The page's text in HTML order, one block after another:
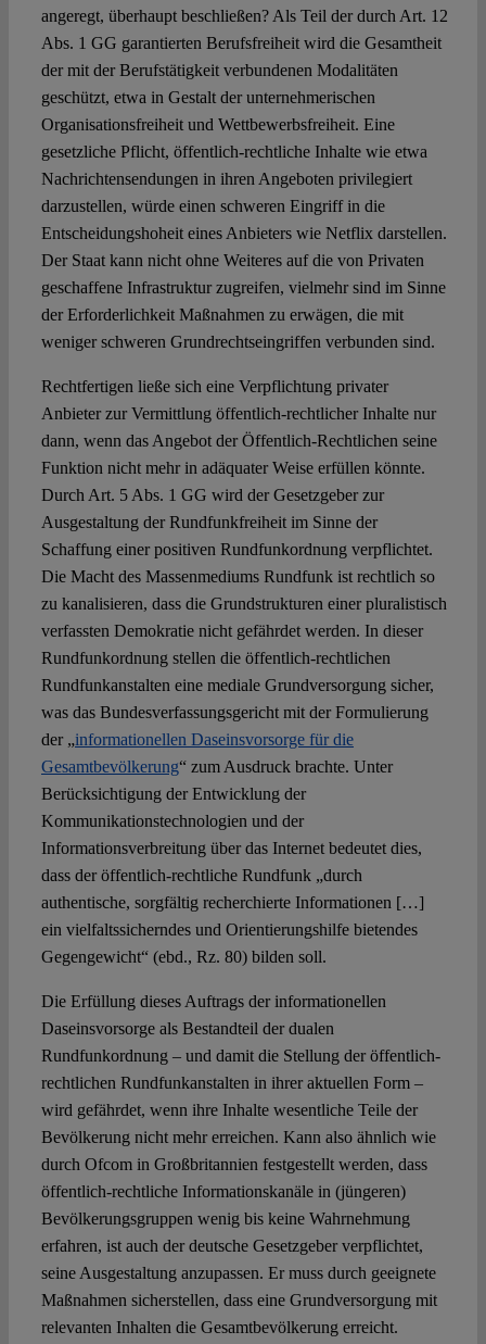
angeregt, überhaupt beschließen? Als Teil der durch Art. 12
Abs. 1 GG garantierten Berufsfreiheit wird die Gesamtheit
der mit der Berufstätigkeit verbundenen Modalitäten
geschützt, etwa in Gestalt der unternehmerischen
Organisationsfreiheit und Wettbewerbsfreiheit. Eine
gesetzliche Pflicht, öffentlich-rechtliche Inhalte wie etwa
Nachrichtensendungen in ihren Angeboten privilegiert
darzustellen, würde einen schweren Eingriff in die
Entscheidungshoheit eines Anbieters wie Netflix darstellen.
Der Staat kann nicht ohne Weiteres auf die von Privaten
geschaffene Infrastruktur zugreifen, vielmehr sind im Sinne
der Erforderlichkeit Maßnahmen zu erwägen, die mit
weniger schweren Grundrechtseingriffen verbunden sind.
Rechtfertigen ließe sich eine Verpflichtung privater
Anbieter zur Vermittlung öffentlich-rechtlicher Inhalte nur
dann, wenn das Angebot der Öffentlich-Rechtlichen seine
Funktion nicht mehr in adäquater Weise erfüllen könnte.
Durch Art. 5 Abs. 1 GG wird der Gesetzgeber zur
Ausgestaltung der Rundfunkfreiheit im Sinne der
Schaffung einer positiven Rundfunkordnung verpflichtet.
Die Macht des Massenmediums Rundfunk ist rechtlich so
zu kanalisieren, dass die Grundstrukturen einer pluralistisch
verfassten Demokratie nicht gefährdet werden. In dieser
Rundfunkordnung stellen die öffentlich-rechtlichen
Rundfunkanstalten eine mediale Grundversorgung sicher,
was das Bundesverfassungsgericht mit der Formulierung
der „informationellen Daseinsvorsorge für die
Gesamtbevölkerung“ zum Ausdruck brachte. Unter
Berücksichtigung der Entwicklung der
Kommunikationstechnologien und der
Informationsverbreitung über das Internet bedeutet dies,
dass der öffentlich-rechtliche Rundfunk „durch
authentische, sorgfältig recherchierte Informationen […]
ein vielfaltssicherndes und Orientierungshilfe bietendes
Gegengewicht“ (ebd., Rz. 80) bilden soll.
Die Erfüllung dieses Auftrags der informationellen
Daseinsvorsorge als Bestandteil der dualen
Rundfunkordnung – und damit die Stellung der öffentlich-
rechtlichen Rundfunkanstalten in ihrer aktuellen Form –
wird gefährdet, wenn ihre Inhalte wesentliche Teile der
Bevölkerung nicht mehr erreichen. Kann also ähnlich wie
durch Ofcom in Großbritannien festgestellt werden, dass
öffentlich-rechtliche Informationskanäle in (jüngeren)
Bevölkerungsgruppen wenig bis keine Wahrnehmung
erfahren, ist auch der deutsche Gesetzgeber verpflichtet,
seine Ausgestaltung anzupassen. Er muss durch geeignete
Maßnahmen sicherstellen, dass eine Grundversorgung mit
relevanten Inhalten die Gesamtbevölkerung erreicht.